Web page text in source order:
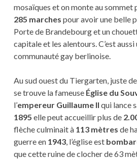
mosaïques et on monte au sommet
285 marches pour avoir une belle
Porte de Brandebourg et un
capitale et les alentours. C’est
communauté gay berlinoise.
Au sud ouest du Tiergarten, juste
se trouve la fameuse Église du
l’empereur Guillaume II qui lance
1895 elle peut accueillir plus de
flèche culminait à 113 mètres de
guerre en 1943, l’église est
que cette ruine de clocher de 63